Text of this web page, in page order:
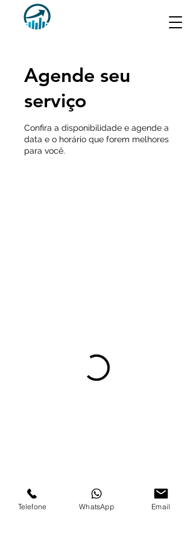
Agende seu
serviço
Confira a disponibilidade e agende a
data e o horário que forem melhores
para você.
Telefone WhatsApp Email